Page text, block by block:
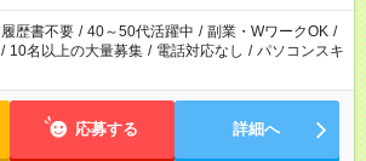
履歴書不要 / 40～50代活躍中 / 副業・WワークOK /
/ 10名以上の大量募集 / 電話対応なし / パソコンスキ
応募する 詳細へ